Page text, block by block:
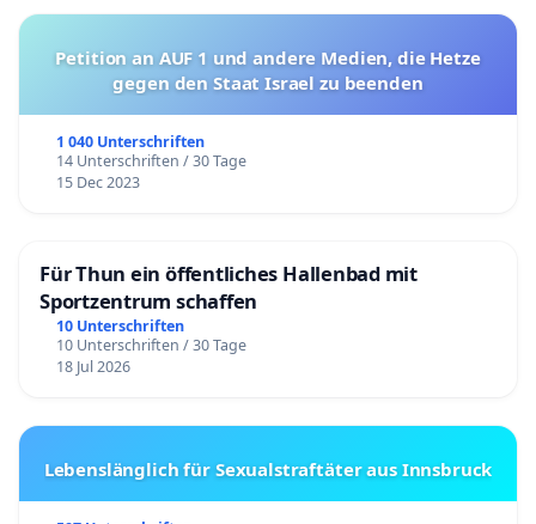
Petition an AUF 1 und andere Medien, die Hetze
gegen den Staat Israel zu beenden
1 040 Unterschriften
14 Unterschriften / 30 Tage
15 Dec 2023
Für Thun ein öffentliches Hallenbad mit
Sportzentrum schaffen
10 Unterschriften
10 Unterschriften / 30 Tage
18 Jul 2026
Lebenslänglich für Sexualstraftäter aus Innsbruck